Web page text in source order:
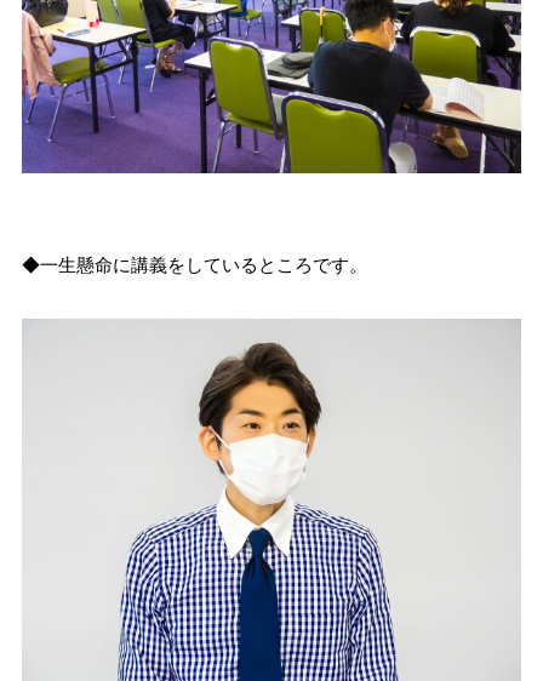
◆一生懸命に講義をしているところです。